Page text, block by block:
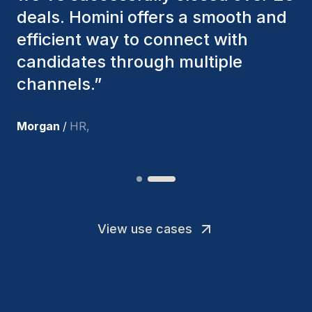
best candidates. The individuals
we've hired are still with us, and
I’m truly pleased with the new
team members.
Joakin / Deputy-AMLCO
View use cases